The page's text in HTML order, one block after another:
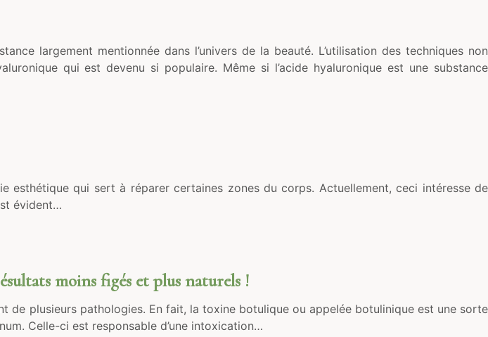
largement mentionnée dans l’univers de la beauté. L’utilisation des techniques non
qui est devenu si populaire. Même si l’acide hyaluronique est une substance
esthétique qui sert à réparer certaines zones du corps. Actuellement, ceci intéresse de
évident…
moins figés et plus naturels !
plusieurs pathologies. En fait, la toxine botulique ou appelée botulinique est une sorte
Celle-ci est responsable d’une intoxication…